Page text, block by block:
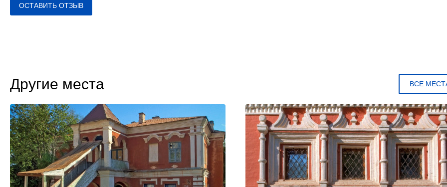
ОСТАВИТЬ ОТЗЫВ
Другие места ВСЕ